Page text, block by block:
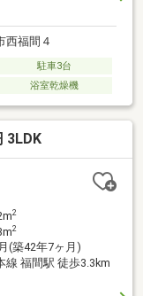
西福間４
駐車3台
浴室乾燥機
3LDK
2
2
(築42年7ヶ月)
線 福間駅 徒歩3.3km